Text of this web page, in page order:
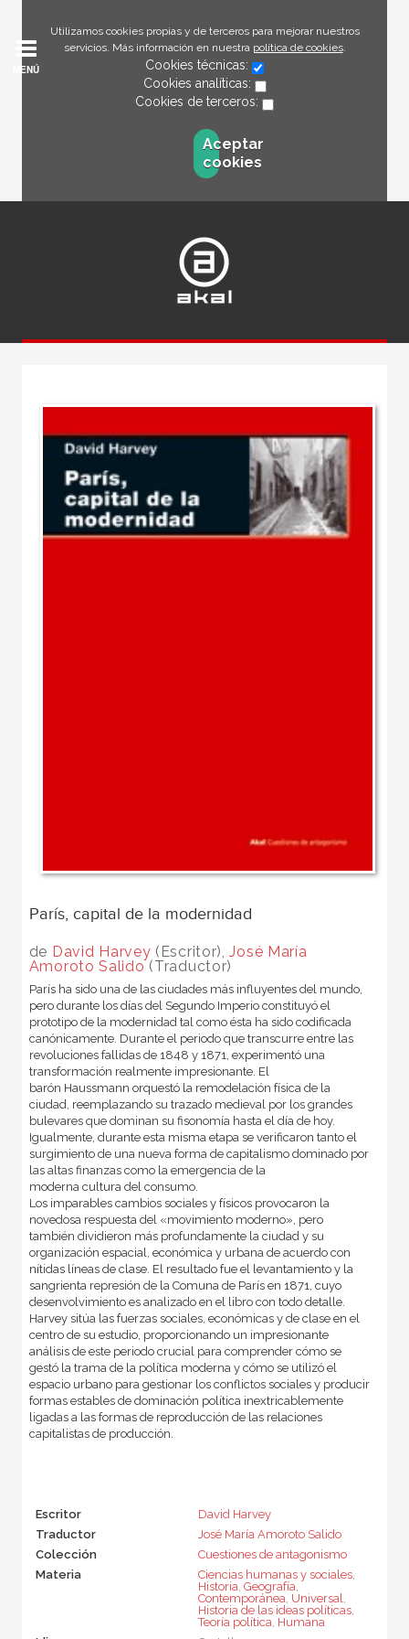
Utilizamos cookies propias y de terceros para mejorar nuestros
servicios. Más información en nuestra política de cookies.
Cookies técnicas:
Cookies analíticas:
Cookies de terceros:
Aceptar
cookies
MENÚ
París, capital de la modernidad
de David Harvey (Escritor),José María
Amoroto Salido (Traductor)
París ha sido una de las ciudades más influyentes del mundo,
pero durante los días del Segundo Imperio constituyó el
prototipo de la modernidad tal como ésta ha sido codificada
canónicamente. Durante el periodo que transcurre entre las
revoluciones fallidas de 1848 y 1871, experimentó una
transformación realmente impresionante. El
barón Haussmann orquestó la remodelación física de la
ciudad, reemplazando su trazado medieval por los grandes
bulevares que dominan su fisonomía hasta el día de hoy.
Igualmente, durante esta misma etapa se verificaron tanto el
surgimiento de una nueva forma de capitalismo dominado por
las altas finanzas como la emergencia de la
moderna cultura del consumo.
Los imparables cambios sociales y físicos provocaron la
novedosa respuesta del «movimiento moderno», pero
también dividieron más profundamente la ciudad y su
organización espacial, económica y urbana de acuerdo con
nítidas líneas de clase. El resultado fue el levantamiento y la
sangrienta represión de la Comuna de París en 1871, cuyo
desenvolvimiento es analizado en el libro con todo detalle.
Harvey sitúa las fuerzas sociales, económicas y de clase en el
centro de su estudio, proporcionando un impresionante
análisis de este periodo crucial para comprender cómo se
gestó la trama de la política moderna y cómo se utilizó el
espacio urbano para gestionar los conflictos sociales y producir
formas estables de dominación política inextricablemente
ligadas a las formas de reproducción de las relaciones
capitalistas de producción.
Escritor
David Harvey
Traductor
José María Amoroto Salido
Colección
Cuestiones de antagonismo
Materia
Ciencias humanas y sociales,
Historia, Geografía,
Contemporánea, Universal,
Historia de las ideas políticas,
Teoría política, Humana